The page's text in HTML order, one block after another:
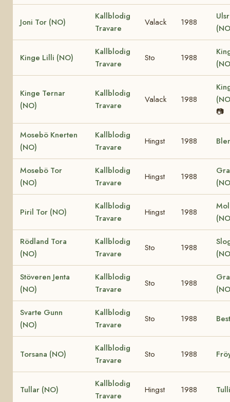
Joni Tor (NO)
Kallblodig
Travare
Valack 1988
Kinge Lilli (NO)
Kallblodig
Travare
Sto 1988
Kinge Ternar
(NO)
Kallblodig
Travare
Valack 1988
📷
Mosebö Knerten
(NO)
Kallblodig
Travare
Hingst 1988
Mosebö Tor
(NO)
Kallblodig
Travare
Hingst 1988
Piril Tor (NO)
Kallblodig
Travare
Hingst 1988
Rödland Tora
(NO)
Kallblodig
Travare
Sto 1988
Stöveren Jenta
(NO)
Kallblodig
Travare
Sto 1988
Svarte Gunn
(NO)
Kallblodig
Travare
Sto 1988
Torsana (NO)
Kallblodig
Travare
Sto 1988
Tullar (NO)
Kallblodig
Travare
Hingst 1988